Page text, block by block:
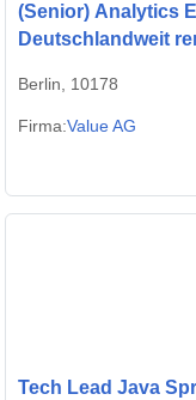
(Senior) Analytics
Deutschlandweit
Berlin, 10178
Firma:Value AG
Tech Lead Java